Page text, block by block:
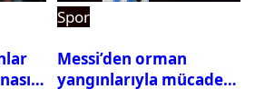
Spor
Messi’den orman
yangınlarıyla mücadele